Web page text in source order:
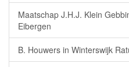
Maatschap J.H.J. Klein
Eibergen
B. Houwers in Winterswijk